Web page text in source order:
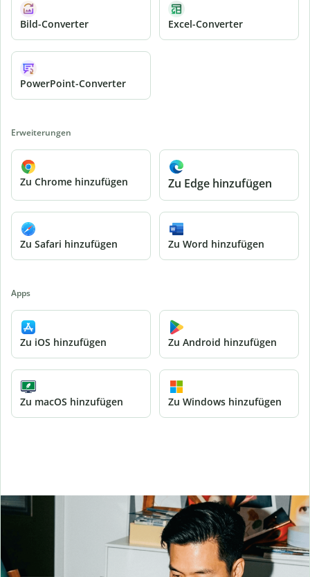
Bild-Converter Excel-Converter
PowerPoint-Converter
Erweiterungen
Zu Chrome hinzufügen Zu Edge hinzufügen
Zu Safari hinzufügen Zu Word hinzufügen
Apps
Zu iOS hinzufügen Zu Android hinzufügen
Zu macOS hinzufügen Zu Windows hinzufügen